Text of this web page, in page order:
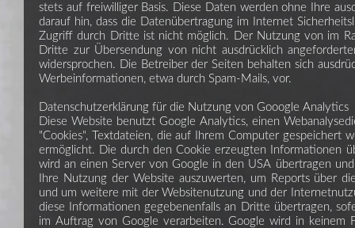
stets auf freiwilliger Basis. Diese Daten werden ohne Ihre
darauf hin, dass die Datenübertragung im Internet
Zugriff durch Dritte ist nicht möglich. Der Nutzung von im
Dritte zur Übersendung von nicht ausdrücklich
widersprochen. Die Betreiber der Seiten behalten sich
Werbeinformationen, etwa durch Spam-Mails, vor.
Datenschutzerklärung für die Nutzung von Gooogle Analytics
Diese Website benutzt Google Analytics, einen
"Cookies", Textdateien, die auf Ihrem Computer gespeichert
ermöglicht. Die durch den Cookie erzeugten Informationen
wird an einen Server von Google in den USA übertragen
Ihre Nutzung der Website auszuwerten, um Reports über
und um weitere mit der Websitenutzung und der
diese Informationen gegebenenfalls an Dritte übertragen,
im Auftrag von Google verarbeiten. Google wird in keinem